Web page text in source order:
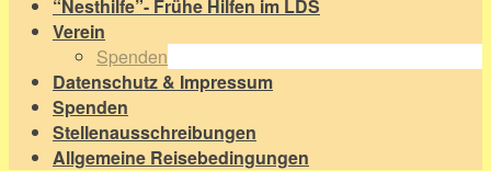
“Nesthilfe”- Frühe Hilfen im LDS
Verein
Spenden
Datenschutz & Impressum
Spenden
Stellenausschreibungen
Allgemeine Reisebedingungen